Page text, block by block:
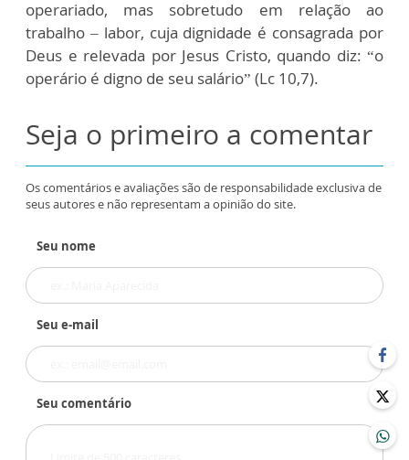
operariado, mas sobretudo em relação ao
trabalho – labor, cuja dignidade é consagrada por
Deus e relevada por Jesus Cristo, quando diz: “o
operário é digno de seu salário” (Lc 10,7).
Seja o primeiro a comentar
Os comentários e avaliações são de responsabilidade exclusiva de
seus autores e não representam a opinião do site.
Seu nome
Seu e-mail
Seu comentário